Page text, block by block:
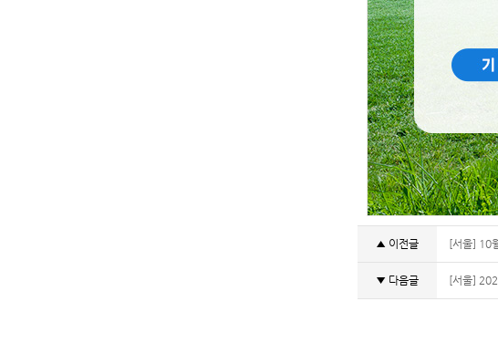
▲ 이전글 [서울] 10
▼ 다음글 [서울]